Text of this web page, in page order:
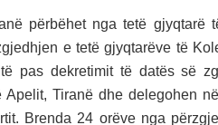
përbëhet nga tetë gjyqtarë
e tetë gjyqtarëve të
pas dekretimit të datës së
Tiranë dhe delegohen
Brenda 24 orëve nga